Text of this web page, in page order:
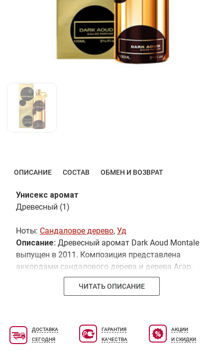
ОПИСАНИЕ СОСТАВ ОБМЕН И ВОЗВРАТ
Унисекс аромат
Древесный (1)
Ноты: Сандаловое дерево, Уд
Описание:Древесный аромат Dark Aoud Montale
выпущен в 2011. Композиция представлена
аккордами сандалового дерева и дерева Агар.
ЧИТАТЬ ОПИСАНИЕ
ДОСТАВКА
СЕГОДНЯ
ГАРАНТИЯ
КАЧЕСТВА
АКЦИИ
И СКИДКИ